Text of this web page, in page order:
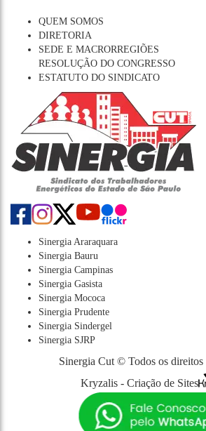
QUEM SOMOS
DIRETORIA
SEDE E MACRORREGIÕES
RESOLUÇÃO DO CONGRESSO
ESTATUTO DO SINDICATO
Sinergia Araraquara
Sinergia Bauru
Sinergia Campinas
Sinergia Gasista
Sinergia Mococa
Sinergia Prudente
Sinergia Sindergel
Sinergia SJRP
Sinergia Cut © Todos os direitos
Kryzalis - Criação de Sites